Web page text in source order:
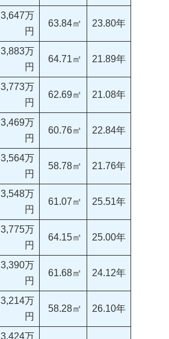
3,647万
円
63.84㎡ 23.80年
3,883万
円
64.71㎡ 21.89年
3,773万
円
62.69㎡ 21.08年
3,469万
円
60.76㎡ 22.84年
3,564万
円
58.78㎡ 21.76年
3,548万
円
61.07㎡ 25.51年
3,775万
円
64.15㎡ 25.00年
3,390万
円
61.68㎡ 24.12年
3,214万
円
58.28㎡ 26.10年
3,424万